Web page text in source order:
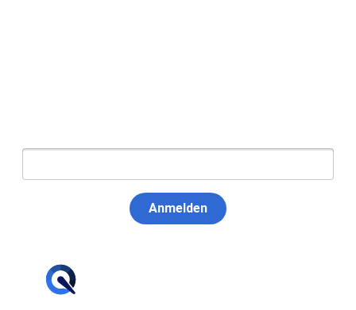
Anmelden